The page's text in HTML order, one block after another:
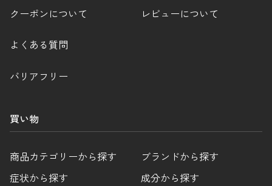
クーポンについて レビューについて
よくある質問
バリアフリー
買い物
商品カテゴリーから探す
ブランドから探す
症状から探す
成分から探す